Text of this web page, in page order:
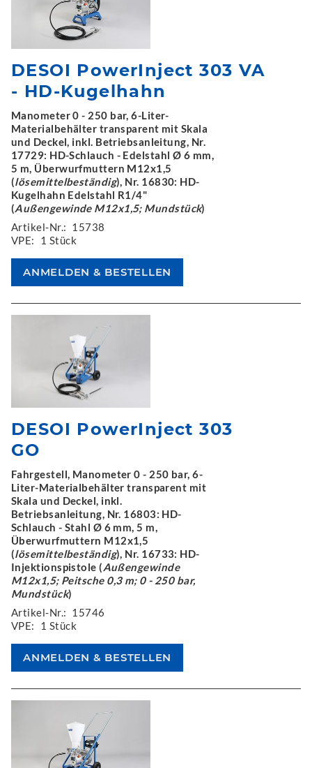
DESOI PowerInject 303 VA
- HD-Kugelhahn
Manometer 0 - 250 bar, 6-Liter-
Materialbehälter transparent mit Skala
und Deckel, inkl. Betriebsanleitung, Nr.
17729: HD-Schlauch - Edelstahl Ø 6 mm,
5 m, Überwurfmuttern M12x1,5
(lösemittelbeständig), Nr. 16830: HD-
Kugelhahn Edelstahl R1/4"
(Außengewinde M12x1,5; Mundstück)
Artikel-Nr.: 15738
VPE:
1 Stück
DESOI PowerInject 303
GO
Fahrgestell, Manometer 0 - 250 bar, 6-
Liter-Materialbehälter transparent mit
Skala und Deckel, inkl.
Betriebsanleitung, Nr. 16803: HD-
Schlauch - Stahl Ø 6 mm, 5 m,
Überwurfmuttern M12x1,5
(lösemittelbeständig), Nr. 16733: HD-
Injektionspistole (Außengewinde
M12x1,5; Peitsche 0,3 m; 0 - 250 bar,
Mundstück)
Artikel-Nr.: 15746
VPE:
1 Stück